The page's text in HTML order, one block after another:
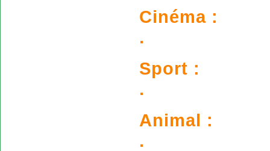
Cinéma :
.
Sport :
.
Animal :
.